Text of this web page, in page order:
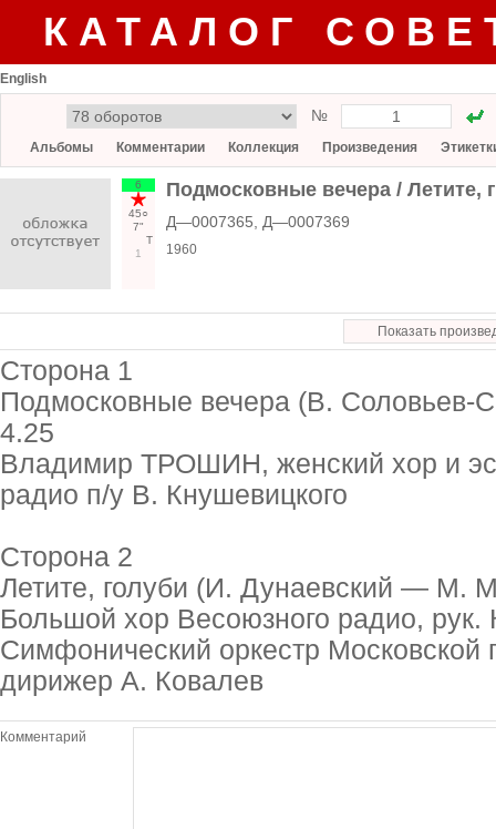
КАТАЛОГ
English
№
Альбомы Комментарии Коллекция Произведения
6
45○
7"
Т
1
Подмосковные вечера / Летите,
Д—0007365, Д—0007369
1960
Показать
Сторона 1
Подмосковные вечера (В.
4.25
Владимир ТРОШИН, женский хор и
радио п/у В. Кнушевицкого
Сторона 2
Летите, голуби (И. Дунаевский — М.
Большой хор Весоюзного радио, рук.
Симфонический оркестр Московской
дирижер А. Ковалев
Комментарий